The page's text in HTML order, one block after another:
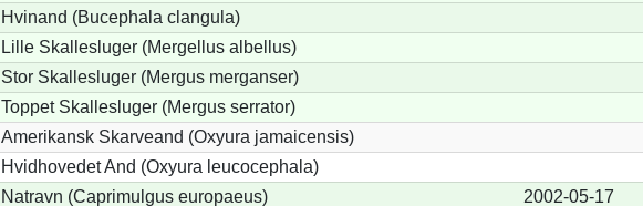
Hvinand (Bucephala clangula)
Lille Skallesluger (Mergellus albellus)
Stor Skallesluger (Mergus merganser)
Toppet Skallesluger (Mergus serrator)
Amerikansk Skarveand (Oxyura jamaicensis)
Hvidhovedet And (Oxyura leucocephala)
Natravn (Caprimulgus europaeus) 2002-05-17